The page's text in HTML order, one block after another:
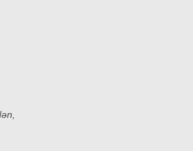
məndən.